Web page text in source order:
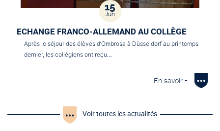
15
Jun
ECHANGE FRANCO-ALLEMAND AU COLLÈGE
Après le séjour des élèves d’Ombrosa à Düsseldorf au printemps
dernier, les collégiens ont reçu…
En savoir +
Voir toutes les actualités